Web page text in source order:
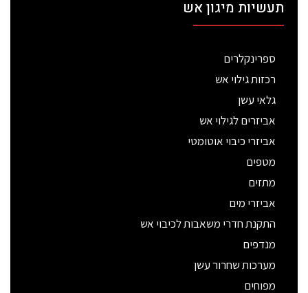
תעשיות מיגון אש
ספרינקלרים
רכזות גילוי אש
גלאי עשן
אביזרים לגילוי אש
אביזרי כיבוי אוטומטי
מטפים
מתזים
אביזרי מים
התקנת חדרי משאבות לכיבוי אש
מנדפים
מערכות שחרור עשן
מפוחים